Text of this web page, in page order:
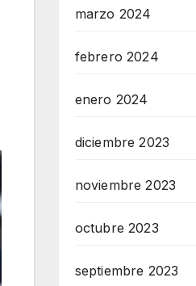
marzo 2024
febrero 2024
enero 2024
diciembre 2023
noviembre 2023
octubre 2023
septiembre 2023